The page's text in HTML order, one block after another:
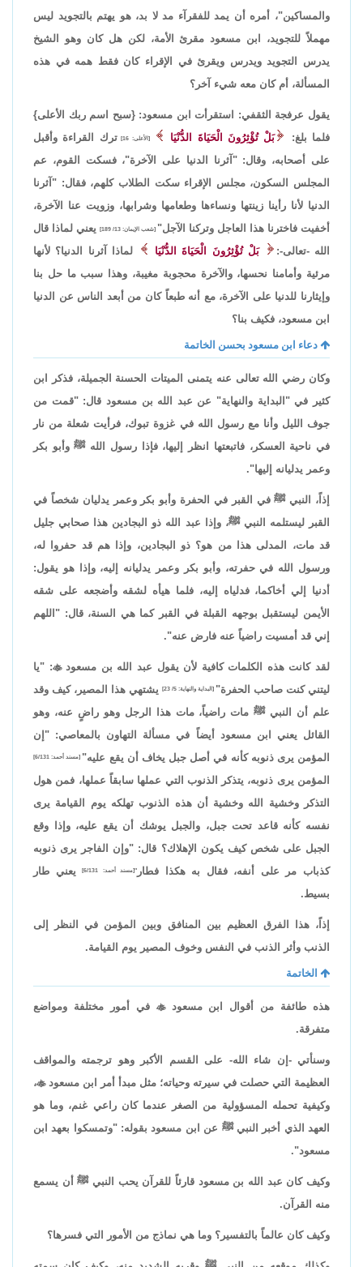
والمساكين"، أمره أن يمد للفقرآء مد لا بد، هو يهتم بالتجويد ليس
مهملاً للتجويد، ابن مسعود مقرئ الأمة، لكن هل كان وهو الشيخ
يدرس التجويد ويدرس ويقرئ في الإقراء كان فقط همه في هذه
المسألة، أم كان معه شيء آخر؟
يقول عرفجة الثقفي: استقرأت ابن مسعود: {سبح اسم ربك الأعلى}
فلما بلغ:
بَلْ تُؤْثِرُونَ الْحَيَاةَ الدُّنْيَا [الأعلى: 16]
ترك القراءة وأقبل
على أصحابه، وقال: "آثرنا الدنيا على الآخرة"، فسكت القوم، عم
المجلس السكون، مجلس الإقراء سكت الطلاب كلهم، فقال: "آثرنا
الدنيا لأنا رأينا زينتها ونساءها وطعامها وشرابها، وزويت عنا الآخرة،
أخفيت فاخترنا هذا العاجل وتركنا الآجل" [شعب الإيمان: 13/ 189]
يعني لماذا قال
الله -تعالى-:
بَلْ تُؤْثِرُونَ الْحَيَاةَ الدُّنْيَا
لماذا آثرنا الدنيا؟ لأنها
مرئية وأمامنا نحسها، والآخرة محجوبة مغيبة، وهذا سبب ما حل بنا
وإيثارنا للدنيا على الآخرة، مع أنه طبعاً كان من أبعد الناس عن الدنيا
ابن مسعود، فكيف بنا؟
دعاء ابن مسعود بحسن الخاتمة
وكان رضي الله تعالى عنه يتمنى الميتات الحسنة الجميلة، فذكر ابن
كثير في "البداية والنهاية" عن عبد الله بن مسعود قال: "قمت من
جوف الليل وأنا مع رسول الله في غزوة تبوك، فرأيت شعلة من نار
في ناحية العسكر، فاتبعتها انظر إليها، فإذا رسول الله ﷺ وأبو بكر
وعمر يدليانه إليها".
إذاً، النبي ﷺ في القبر في الحفرة وأبو بكر وعمر يدليان شخصاً في
القبر ليستلمه النبي ﷺ، وإذا عبد الله ذو البجادين هذا صحابي جليل
قد مات، المدلى هذا من هو؟ ذو البجادين، وإذا هم قد حفروا له،
ورسول الله في حفرته، وأبو بكر وعمر يدليانه إليه، وإذا هو يقول:
أدنيا إلي أخاكما، فدلياه إليه، فلما هيأه لشقه وأضجعه على شقه
الأيمن ليستقبل بوجهه القبلة في القبر كما هي السنة، قال: "اللهم
إني قد أمسيت راضياً عنه فارض عنه".
لقد كانت هذه الكلمات كافية لأن يقول عبد الله بن مسعود: "يا
ليتني كنت صاحب الحفرة" [البداية والنهاية: 5/ 23]
يشتهي هذا المصير، كيف وقد
علم أن النبي ﷺ مات راضياً، مات هذا الرجل وهو راضٍ عنه، وهو
القائل يعني ابن مسعود أيضاً في مسألة التهاون بالمعاصي: "إن
المؤمن يرى ذنوبه كأنه في أصل جبل يخاف أن يقع عليه" [مسند أحمد: 6/131]
المؤمن يرى ذنوبه، يتذكر الذنوب التي عملها سابقاً عملها، فمن هول
التذكر وخشية الله وخشية أن هذه الذنوب تهلكه يوم القيامة يرى
نفسه كأنه قاعد تحت جبل، والجبل يوشك أن يقع عليه، وإذا وقع
الجبل على شخص كيف يكون الإهلاك؟ قال: "وإن الفاجر يرى ذنوبه
كذباب مر على أنفه، فقال به هكذا فطار "[مسند أحمد: 6/131]
يعني طار
بسيط.
إذاً، هذا الفرق العظيم بين المنافق وبين المؤمن في النظر إلى
الذنب وأثر الذنب في النفس وخوف المصير يوم القيامة.
الخاتمة
هذه طائفة من أقوال ابن مسعود في أمور مختلفة ومواضع
متفرقة.
وسنأتي -إن شاء الله- على القسم الأكبر وهو ترجمته والمواقف
العظيمة التي حصلت في سيرته وحياته؛ مثل مبدأ أمر ابن مسعود،
وكيفية تحمله المسؤولية من الصغر عندما كان راعي غنم، وما هو
العهد الذي أخبر النبي ﷺ عن ابن مسعود بقوله: "وتمسكوا بعهد ابن
مسعود".
وكيف كان عبد الله بن مسعود قارئاً للقرآن يحب النبي ﷺ أن يسمع
منه القرآن.
وكيف كان عالماً بالتفسير؟ وما هي نماذج من الأمور التي فسرها؟